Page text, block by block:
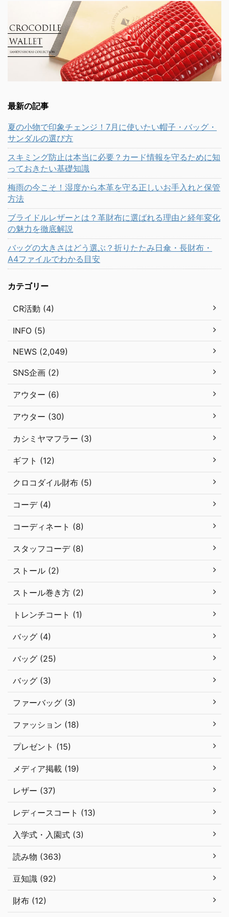
最新の記事
夏の小物で印象チェンジ！7月に使いたい帽子・バッグ・
サンダルの選び方
スキミング防止は本当に必要？カード情報を守るために知
っておきたい基礎知識
梅雨の今こそ！湿度から本革を守る正しいお手入れと保管
方法
ブライドルレザーとは？革財布に選ばれる理由と経年変化
の魅力を徹底解説
バッグの大きさはどう選ぶ？折りたたみ日傘・長財布・
A4ファイルでわかる目安
カテゴリー
CR活動 (4)
INFO (5)
NEWS (2,049)
SNS企画 (2)
アウター (6)
アウター (30)
カシミヤマフラー (3)
ギフト (12)
クロコダイル財布 (5)
コーデ (4)
コーディネート (8)
スタッフコーデ (8)
ストール (2)
ストール巻き方 (2)
トレンチコート (1)
バッグ (4)
バッグ (25)
バッグ (3)
ファーバッグ (3)
ファッション (18)
プレゼント (15)
メディア掲載 (19)
レザー (37)
レディースコート (13)
入学式・入園式 (3)
読み物 (363)
豆知識 (92)
財布 (12)